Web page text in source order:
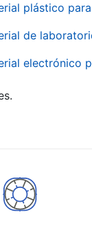
plástico
de
electrónico